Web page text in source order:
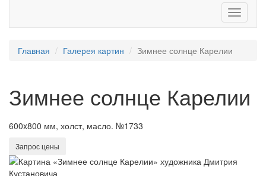
Главная Галерея картин Зимнее солнце Карелии
Зимнее солнце Карелии
600x800 мм, холст, масло. №1733
Запрос цены